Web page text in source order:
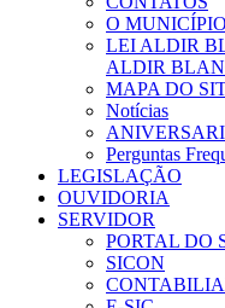
O MUNICÍPIO
LEI ALDIR
ALDIR
MAPA DO
Notícias
Perguntas
LEGISLAÇÃO
OUVIDORIA
SERVIDOR
PORTAL DO
SICON